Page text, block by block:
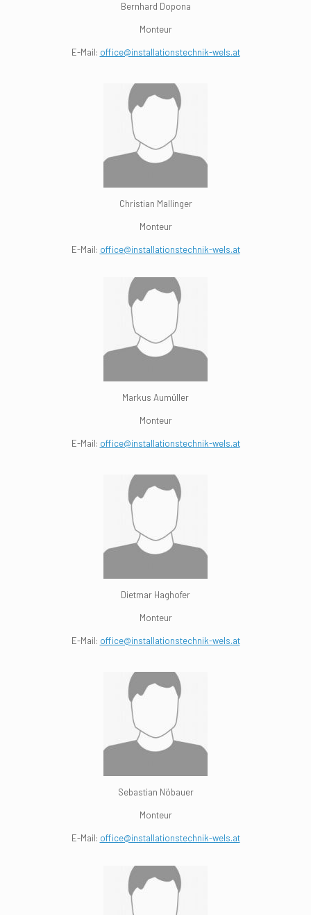
Bernhard Dopona
Monteur
E-Mail: office@installationstechnik-wels.at
Christian Mallinger
Monteur
E-Mail: office@installationstechnik-wels.at
Markus Aumüller
Monteur
E-Mail: office@installationstechnik-wels.at
Dietmar Haghofer
Monteur
E-Mail: office@installationstechnik-wels.at
Sebastian Nöbauer
Monteur
E-Mail: office@installationstechnik-wels.at